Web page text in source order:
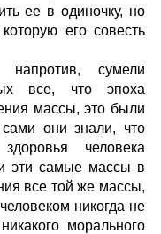
ее в одиночку, но
его совесть
сумели
все, что эпоха
массы, это были
они знали, что
человека
эти самые массы в
все той же массы,
никогда не
морального